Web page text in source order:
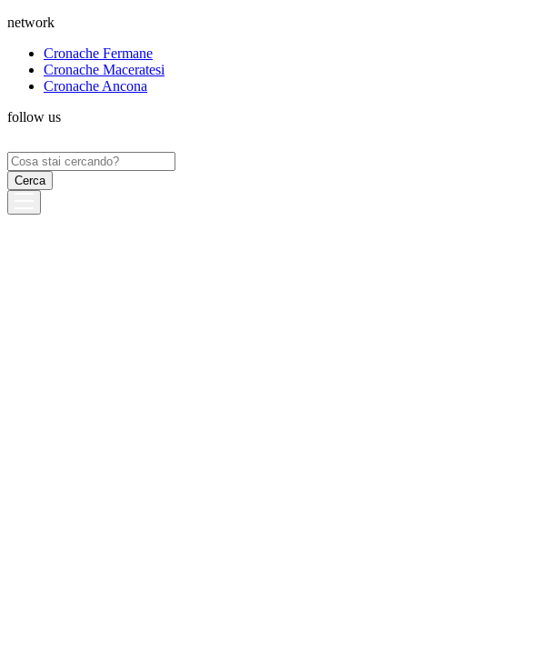
network
Cronache Fermane
Cronache Maceratesi
Cronache Ancona
follow us
Ricerca
per: